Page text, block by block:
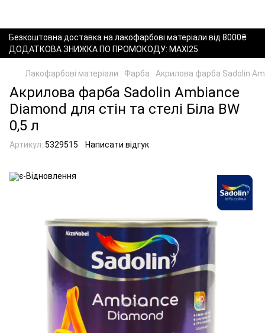
Безкоштовна доставка на лакофарбові матеріали від 8000₴
ДОДАТКОВА ЗНИЖКА ПО ПРОМОКОДУ: MAXI25
Лакофарбові матеріали Фарба Акрилова фарба Sadolin
Акрилова фарба Sadolin Ambiance
Diamond для стін та стелі Біла BW
0,5 л
Артикул: 5329515 Написати відгук